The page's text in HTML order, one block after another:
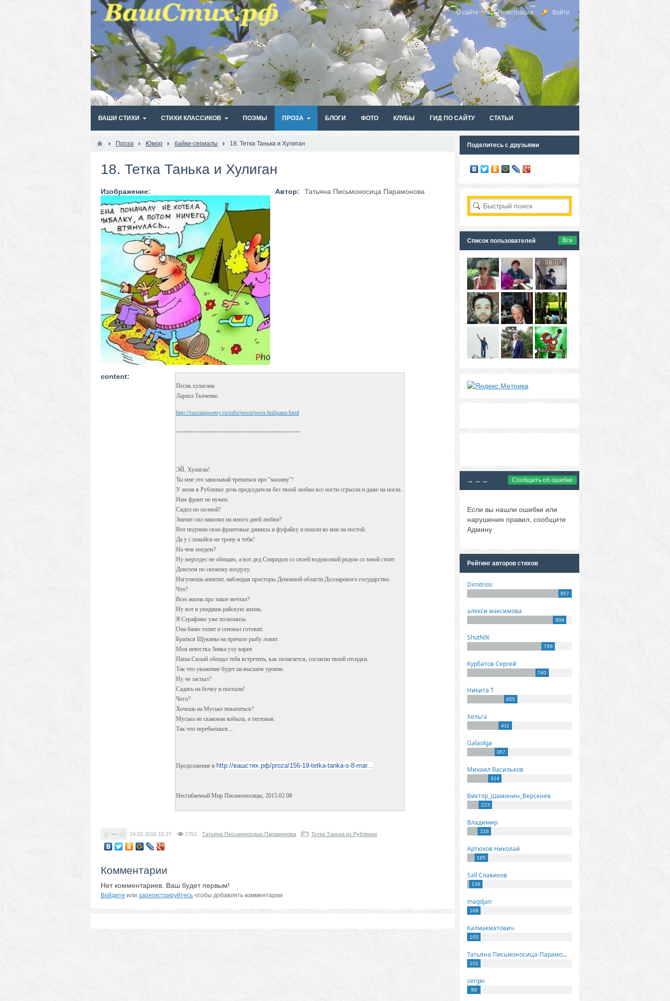
О сайте Регистрация Войти
ВАШИ СТИХИ СТИХИ КЛАССИКОВ ПОЭМЫ ПРОЗА БЛОГИ ФОТО КЛУБЫ ГИД ПО САЙТУ СТАТЬИ
Проза Юмор байки-сериалы 18. Тетка Танька и Хулиган
18. Тетка Танька и Хулиган
Изображение: Автор: Татьяна Письмоносица Парамонова
content:
Песнь хулигана
Лариса Ткаченко
http://russianpoetry.ru/stihi/pesni/pesn-huligana.html
,,,,,,,,,,,,,,,,,,,,,,,,,,,,,,,,,,,,,,,,,,,,,,,,,,,,,,,,,,,,,,,,,,,,,,,,,,,,,,,,,,,
ЭЙ, Хулиган!
Ты мне это завязывай трепаться про "малину"!
У меня в Рублевке дочь председателя без твоей любви все ногти сгрызла и даже на ногах.
Нам франт не нужен.
Сидел по полной?
Значит сил накопил на много дней любви?
Вот подтяни свои франтовые джинсы и фуфайку и пошли ко мне на постой.
Да у с покойся-не трону я тебя!
На чем поедем?
Ну мерседес не обещаю, а вот дед Спиридон со своей водовозкой рядом со мной стоит.
Довезем по свежему воздуху.
Нагуляешь аппетит, наблюдая просторы Денежной области Долларового государство.
Что?
Всю жизнь про такое мечтал?
Ну вот и увидишь райскую жизнь.
Я Серафиме уже позвонила.
Она баню топит и сеновал готовит.
Браться Щукины на причале рыбу ловят.
Моя невестка Зинка уху варит.
Паша Сизый обещал тебя встретить, как полагается, согласно твоей отсидки.
Так что уважение будет на высшем уровне.
Ну че застыл?
Садись на бочку и поехали!
Чего?
Хочешь на Муське покататься?
Муська не скаковая кобыла, а тягловая.
Так что перебьешься....
Продолжение в http://вашстих.рф/proza/156-19-tetka-tanka-s-8-mar...
Несгибаемый Мир Письмоносицы, 2015.02.08
— 24.03.2016 15:37 2751 Татьяна Письмоносица-Парамонова Тетка Танька из Рублевки
Комментарии
Нет комментариев. Ваш будет первым!
Войдите или зарегистрируйтесь чтобы добавлять комментарии
Поделитесь с друзьями
Список пользователей Все
→ → → Сообщить об ошибке
Если вы нашли ошибки или
нарушения правил, сообщите
Админу
Рейтинг авторов стихов
Dimitrios
957
алекси максимова
904
ShutNIK
799
Курбатов Сергей
740
Никита Т
455
Хельга
411
Galaolga
367
Михаил Васильков
314
Виктор_Шамонин_Версенев
223
Владимир
216
Артюхов Николай
185
Sall Славиков
136
magdjan
108
Калмакматович
103
Татьяна Письмоносица-Парамонова
101
sergei
89